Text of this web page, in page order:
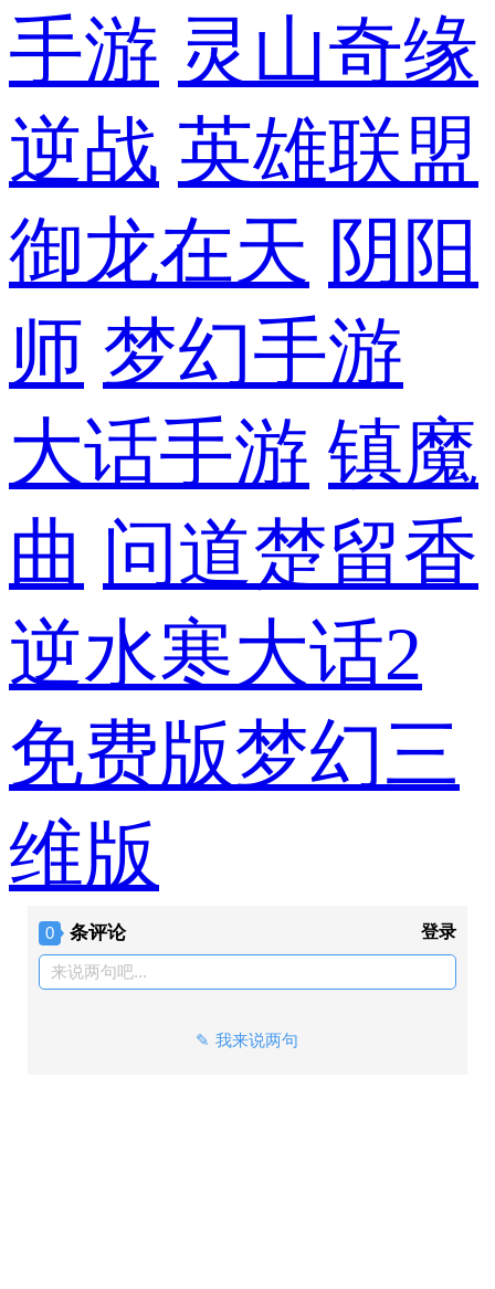
手游 灵山奇缘
逆战 英雄联盟
御龙在天 阴阳
师 梦幻手游
大话手游 镇魔
曲 问道楚留香
逆水寒大话2
免费版梦幻三
维版
0 条评论 登录
来说两句吧...
我来说两句